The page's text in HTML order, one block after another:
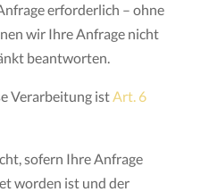
erforderlich – ohne
wir Ihre Anfrage nicht
beantworten.
Verarbeitung istArt. 6
sofern Ihre Anfrage
worden ist und der